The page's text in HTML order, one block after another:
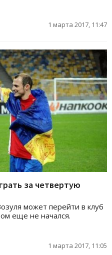
1 марта 2017, 11:47
за четвертую
может перейти в клуб
еще не начался.
1 марта 2017, 11:05